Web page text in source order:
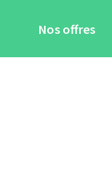
Nos offres